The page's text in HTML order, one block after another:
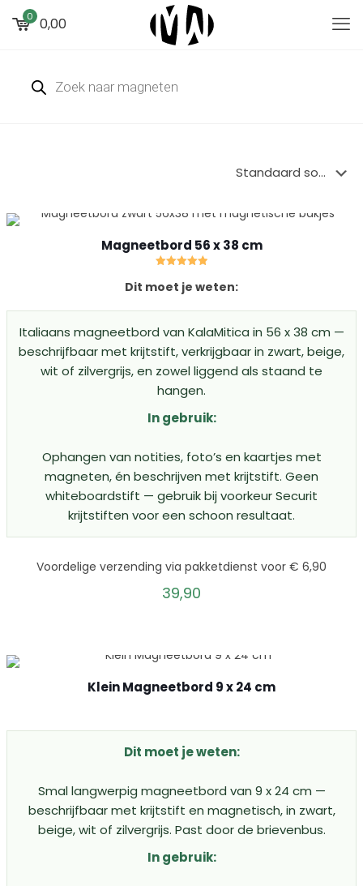
0 0,00
zoeken
Magneetbord 56 x 38 cm
5.00
uit 5
Dit moet je weten:
Italiaans magneetbord van KalaMitica in 56 x 38 cm —
beschrijfbaar met krijtstift, verkrijgbaar in zwart, beige,
wit of zilvergrijs, en zowel liggend als staand te
hangen.
In gebruik:
Ophangen van notities, foto’s en kaartjes met
magneten, én beschrijven met krijtstift. Geen
whiteboardstift — gebruik bij voorkeur Securit
krijtstiften voor een schoon resultaat.
Voordelige verzending via pakketdienst voor € 6,90
39,90
Klein Magneetbord 9 x 24 cm
Dit moet je weten:
Smal langwerpig magneetbord van 9 x 24 cm —
beschrijfbaar met krijtstift en magnetisch, in zwart,
beige, wit of zilvergrijs. Past door de brievenbus.
In gebruik: